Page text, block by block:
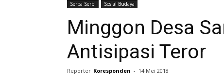
Serba Serbi Sosial Budaya
Minggon Desa
Antisipasi Teror
Reporter Koresponden - 14 Mei 2018